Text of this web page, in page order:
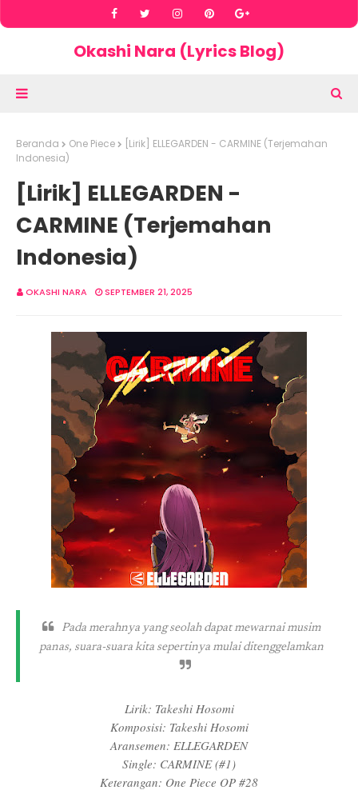
Okashi Nara (Lyrics Blog)
Beranda One Piece
[Lirik] ELLEGARDEN - CARMINE (Terjemahan
Indonesia)
[Lirik] ELLEGARDEN -
CARMINE (Terjemahan
Indonesia)
OKASHI NARA SEPTEMBER 21, 2025
Pada merahnya yang seolah dapat mewarnai musim
panas, suara-suara kita sepertinya mulai ditenggelamkan
Lirik: Takeshi Hosomi
Komposisi: Takeshi Hosomi
Aransemen: ELLEGARDEN
Single: CARMINE (#1)
Keterangan: One Piece OP #28